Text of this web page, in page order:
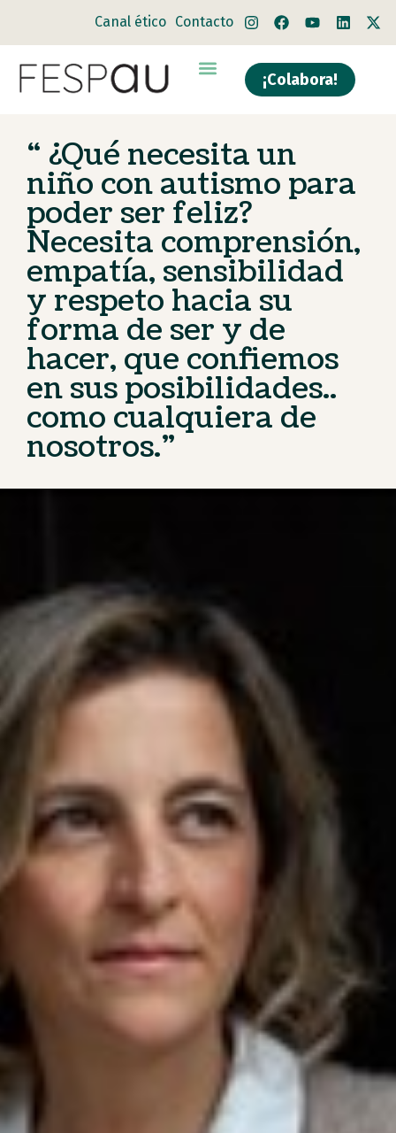
Canal ético Contacto
¡Colabora!
“¿Qué necesita un
niño con autismo para
poder ser feliz?
Necesita comprensión,
empatía, sensibilidad
y respeto hacia su
forma de ser y de
hacer, que confiemos
en sus posibilidades..
como cualquiera de
nosotros.”